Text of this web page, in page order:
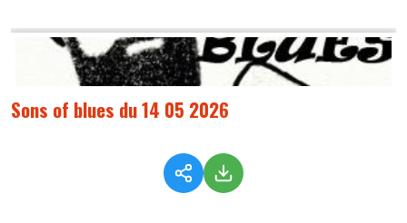
Sons of blues du 14 05 2026